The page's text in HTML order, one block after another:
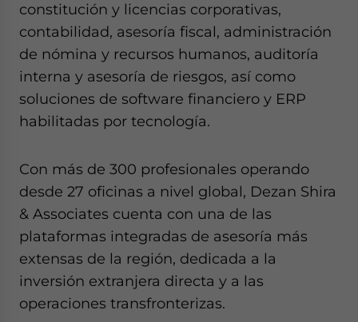
constitución y licencias corporativas,
contabilidad, asesoría fiscal, administración
de nómina y recursos humanos, auditoría
interna y asesoría de riesgos, así como
soluciones de software financiero y ERP
habilitadas por tecnología.
Con más de 300 profesionales operando
desde 27 oficinas a nivel global, Dezan Shira
& Associates cuenta con una de las
plataformas integradas de asesoría más
extensas de la región, dedicada a la
inversión extranjera directa y a las
operaciones transfronterizas.